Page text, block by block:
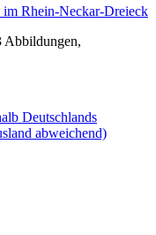
im Rhein-Neckar-Dreieck
Abbildungen,
Deutschlands
abweichend)